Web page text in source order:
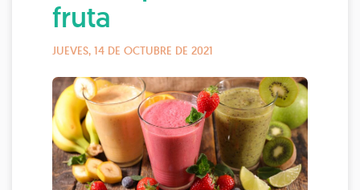
fruta
JUEVES, 14 DE OCTUBRE DE 2021